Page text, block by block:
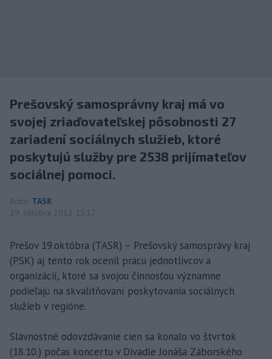
Prešovský samosprávny kraj má vo
svojej zriaďovateľskej pôsobnosti 27
zariadení sociálnych služieb, ktoré
poskytujú služby pre 2538 prijímateľov
sociálnej pomoci.
Autor TASR
19. októbra 2012 15:17
Prešov 19.októbra (TASR) – Prešovský samosprávy kraj
(PSK) aj tento rok ocenil prácu jednotlivcov a
organizácií, ktoré sa svojou činnosťou významne
podieľajú na skvalitňovaní poskytovania sociálnych
služieb v regióne.
Slávnostné odovzdávanie cien sa konalo vo štvrtok
(18.10.) počas koncertu v Divadle Jonáša Záborského